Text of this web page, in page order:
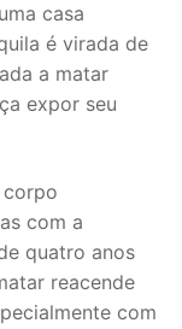
casa
é virada de
a matar
expor seu
com a
quatro anos
reacende
com